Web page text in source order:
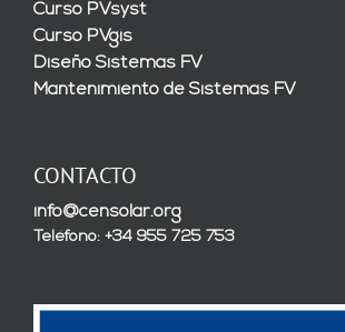
Curso PVsyst
Curso PVgis
Diseño Sistemas FV
Mantenimiento de Sistemas FV
CONTACTO
info@censolar.org
Teléfono: +34 955 725 753